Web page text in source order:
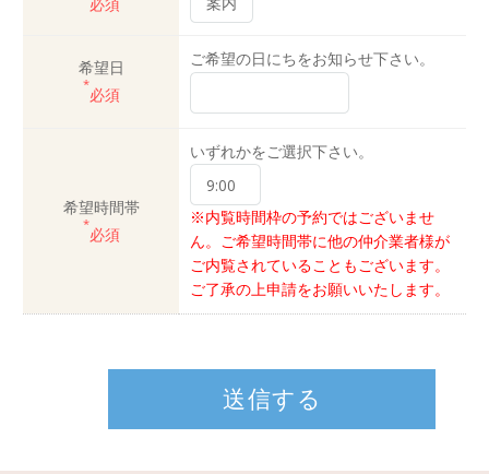
必須
希望日
*
必須
ご希望の日にちをお知らせ下さい。
希望時間帯
*
必須
いずれかをご選択下さい。
※内覧時間枠の予約ではございませ
ん。ご希望時間帯に他の仲介業者様が
ご内覧されていることもございます。
ご了承の上申請をお願いいたします。